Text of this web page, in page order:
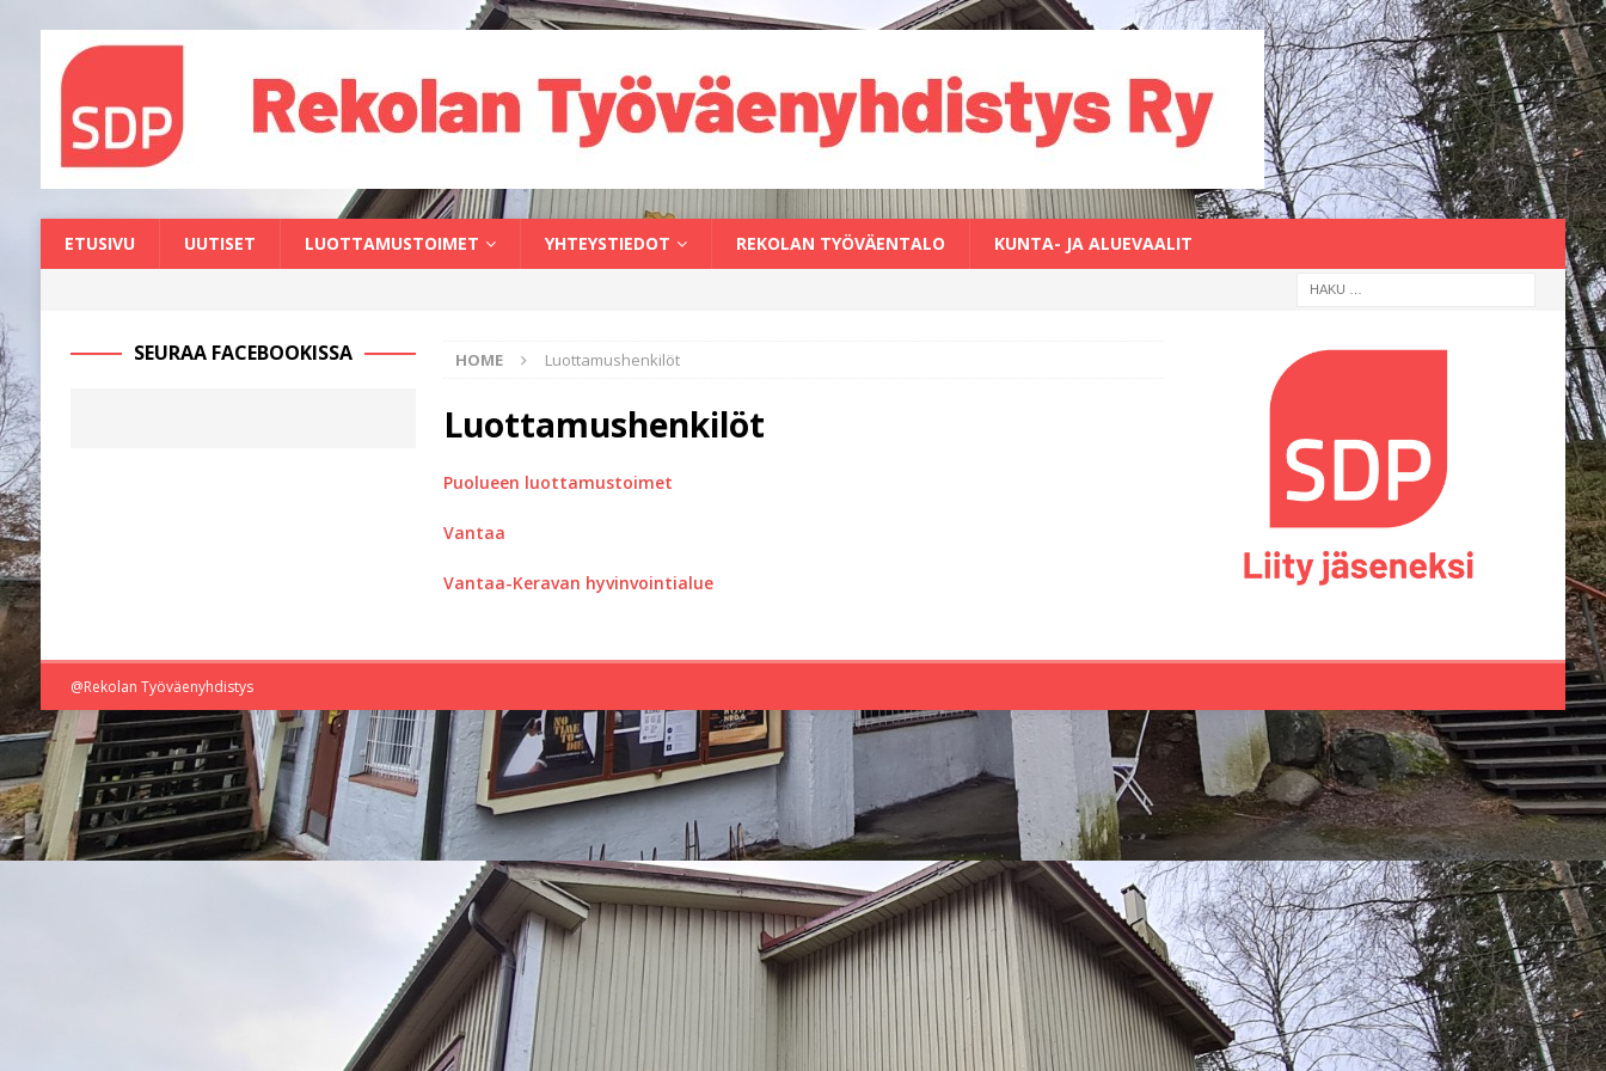
ETUSIVU UUTISET LUOTTAMUSTOIMET YHTEYSTIEDOT REKOLAN TYÖVÄENTALO KUNTA- JA ALUEVAALIT
HOME Luottamushenkilöt
Luottamushenkilöt
Puolueen luottamustoimet
Vantaa
Vantaa-Keravan hyvinvointialue
SEURAA FACEBOOKISSA
@Rekolan Työväenyhdistys